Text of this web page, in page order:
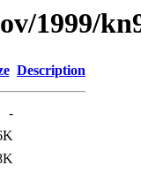
1999/
Description
-